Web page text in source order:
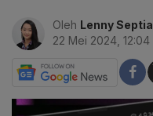
Oleh Lenny
22 Mei 2024, 12:04